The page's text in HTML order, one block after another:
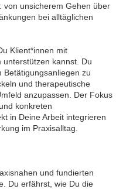
von unsicherem Gehen über
bei alltäglichen
Klient*innen mit
unterstützen kannst. Du
Betätigungsanliegen zu
und therapeutische
anzupassen. Der Fokus
konkreten
in Deine Arbeit integrieren
im Praxisalltag.
und fundierten
Du erfährst, wie Du die